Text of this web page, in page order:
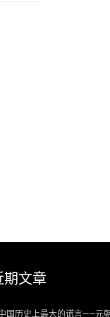
期文章
国历史上最大的谎言——元